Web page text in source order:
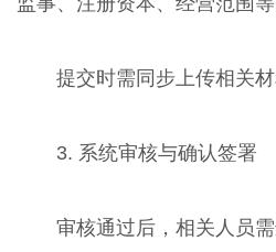
提交时需同步上传相关材
3. 系统审核与确认签署
审核通过后，相关人员